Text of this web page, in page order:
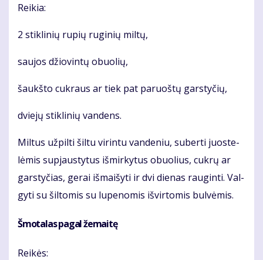
Rei­kia:
2 stik­li­nių ru­pių ru­gi­nių mil­tų,
sau­jos džio­vin­tų obuo­lių,
šaukš­to cuk­raus ar tiek pat pa­ruoš­tų gars­ty­čių,
dvie­jų stik­li­nių van­dens.
Mil­tus už­pil­ti šil­tu vi­rin­tu van­de­niu, su­ber­ti juos­te­
lė­mis su­pjaus­ty­tus iš­mir­ky­tus obuo­lius, cuk­rų ar
gars­ty­čias, ge­rai iš­mai­šy­ti ir dvi die­nas rau­gin­ti. Val­
gy­ti su šil­to­mis su lu­pe­no­mis iš­vir­to­mis bul­vė­mis.
Šmo­ta­las pa­gal že­mai­tę
Rei­kės: